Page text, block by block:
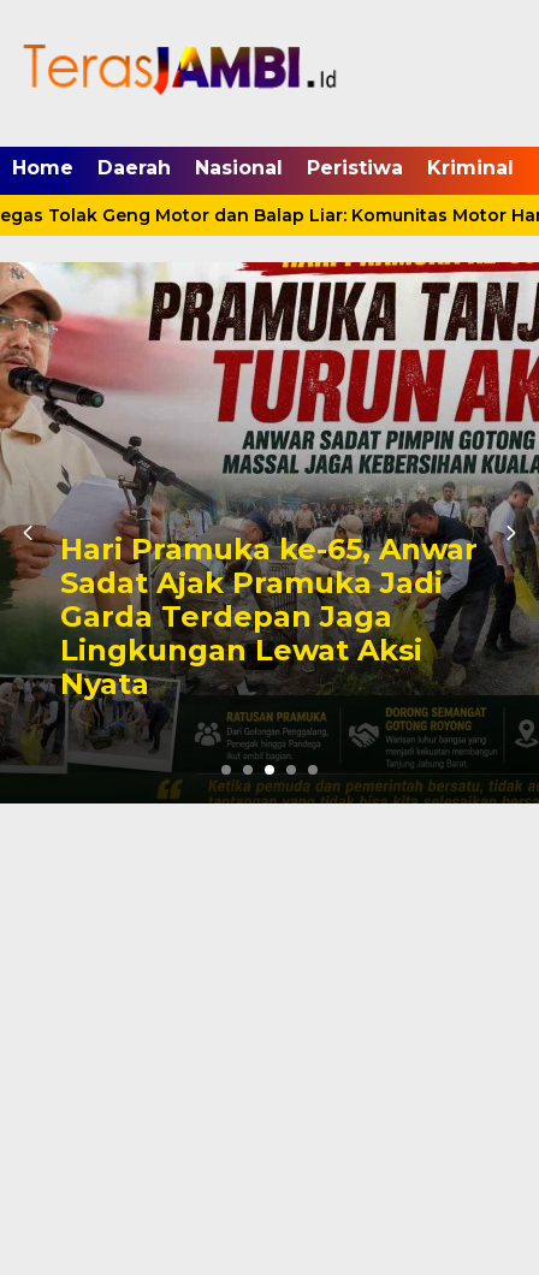
Home Daerah Nasional Peristiwa Kriminal
Tolak Geng Motor dan Balap Liar: Komunitas Motor
Hari Pramuka ke-65, Anwar
Sadat Ajak Pramuka Jadi
Garda Terdepan Jaga
Lingkungan Lewat Aksi
Nyata